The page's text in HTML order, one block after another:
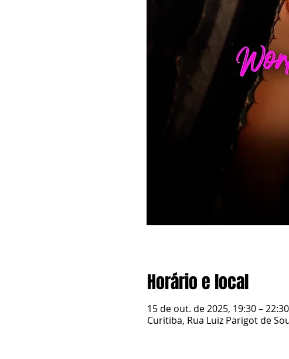
Horário e local
15 de out. de 2025, 19:30 – 22:30
Curitiba, Rua Luiz Parigot de